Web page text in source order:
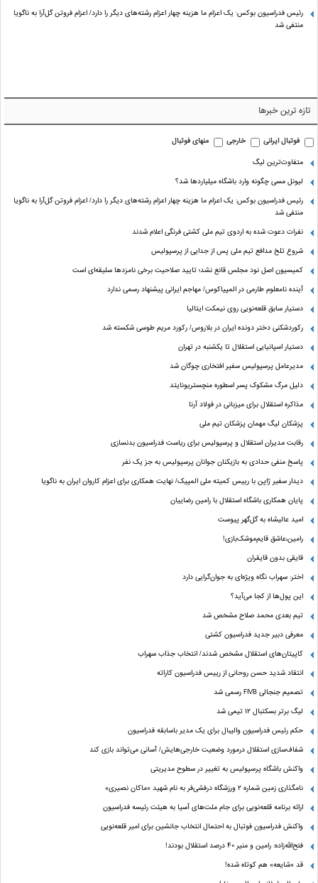
رئیس فدراسیون بوکس: یک اعزام ما هزینه چهار اعزام رشته‌های دیگر را دارد/ اعزام فروتن گل‌آرا به ناگویا
منتفی شد
تازه ترین خبرها
فوتبال ایرانی خارجی
منهای فوتبال
متفاوت‌ترین لیگ
لیونل مسی چگونه وارد باشگاه میلیاردها شد؟
رئیس فدراسیون بوکس: یک اعزام ما هزینه چهار اعزام رشته‌های دیگر را دارد/ اعزام فروتن گل‌آرا به ناگویا
منتفی شد
نفرات دعوت شده به اردوی تیم ملی کشتی فرنگی اعلام شدند
شروع تلخ مدافع تیم ملی پس از جدایی از پرسپولیس
کمیسیون اصل نود مجلس قانع نشد؛ تایید صلاحیت برخی نامزدها سلیقه‌ای است
آینده نامعلوم طارمی در المپیاکوس/ مهاجم ایرانی پیشنهاد رسمی ندارد
دستیار سابق قلعه‌نویی روی نیمکت ایتالیا
رکوردشکنی دختر دونده ایران در بلاروس/ رکورد مریم طوسی شکسته شد
دستیار اسپانیایی استقلال تا یکشنبه در تهران
مدیرعامل پرسپولیس سفیر افتخاری چوگان شد
دلیل مرگ مشکوک پسر اسطوره منچستریونایتد
مذاکره استقلال برای میزبانی در فولاد آرنا
پزشکان لیگ مهمان پزشکان تیم ملی
رقابت مدیران استقلال و پرسپولیس برای ریاست فدراسیون بدنسازی
پاسخ منفی حدادی به بازیکنان جوانان پرسپولیس به جز یک نفر
دیدار سفیر ژاپن با رییس کمیته ملی المپیک/ نهایت همکاری برای اعزام کاروان ایران به ناگویا
پایان همکاری باشگاه استقلال با رامین رضاییان
امید عالیشاه به گل‌گهر پیوست
رامین،عاشق قایم‌موشک‌بازی!
قایقی بدون قایقران
اختر: سهراب نگاه ویژه‌ای به جوان‌گرایی دارد
این پول‌ها از کجا می‌آید؟
تیم بعدی محمد صلاح مشخص شد
معرفی دبیر جدید فدراسیون کشتی
کاپیتان‌های استقلال مشخص شدند/ انتخاب جذاب سهراب
انتقاد شدید حسن روحانی از رییس فدراسیون کاراته
تصمیم جنجالی FIVB رسمی شد
لیگ برتر بسکتبال ۱۲ تیمی شد
حکم رئیس فدراسیون والیبال برای یک مدیر باسابقه فدراسیون
شفاف‌سازی استقلال درمورد وضعیت خارجی‌هایش/ آسانی می‌تواند بازی کند
واکنش باشگاه پرسپولیس به تغییر در سطوح مدیریتی
نامگذاری زمین شماره ۲ ورزشگاه درفشی‌فر به نام شهید «ماکان نصیری»
ارائه برنامه‌ قلعه‌نویی برای جام ملت‌های آسیا به هیئت رئیسه فدراسیون
واکنش فدراسیون فوتبال به احتمال انتخاب جانشین برای امیر قلعه‌نویی
فتح‌الله‌زاده: رامین و منیر 40 درصد استقلال بودند!
قد «شایعه» هم کوتاه شده!